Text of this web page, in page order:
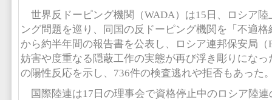
世界反ドーピング機関（WADA）は15日、ロシア陸
ング問題を巡り、同国の反ドーピング機関を「不適
から約半年間の報告書を公表し、ロシア連邦保安局（
妨害や度重なる隠蔽工作の実態が再び浮き彫りにな
の陽性反応を示し、736件の検査逃れや拒否もあった
国際陸連は17日の理事会で資格停止中のロシア陸